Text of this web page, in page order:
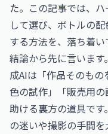
た。この記事では、
して選び、ボトルの
する方法を、落ち着い
結論から先に言いま
成AIは「作品そのも
色の試作」「販売用
助ける裏方の道具で
の迷いや撮影の手間